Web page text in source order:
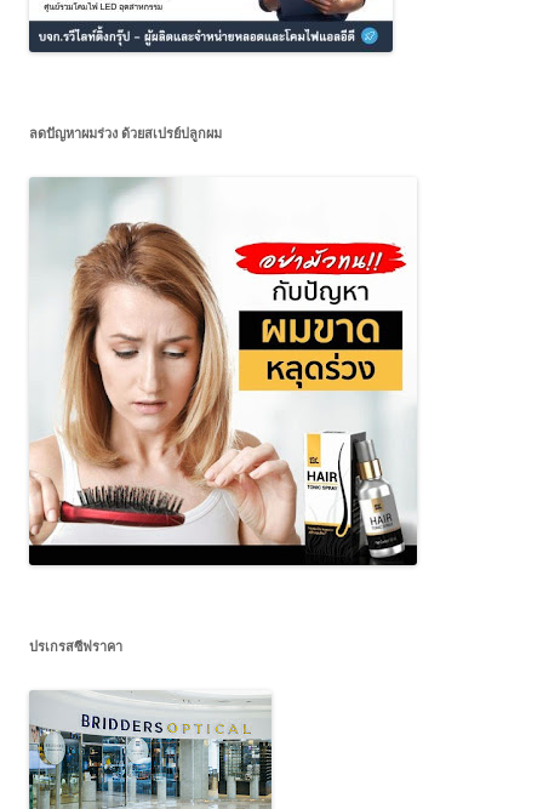
ลดปัญหาผมร่วง ด้วยสเปรย์ปลูกผม
ปรเกรสซีฟราคา